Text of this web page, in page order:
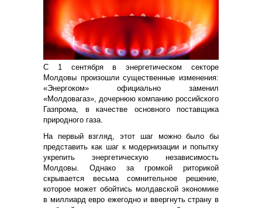
С 1 сентября в энергетическом секторе
Молдовы произошли существенные изменения:
«Энергоком» официально заменил
«Молдовагаз», дочернюю компанию российского
Газпрома, в качестве основного поставщика
природного газа.
На первый взгляд, этот шаг можно было бы
представить как шаг к модернизации и попытку
укрепить энергетическую независимость
Молдовы. Однако за громкой риторикой
скрывается весьма сомнительное решение,
которое может обойтись молдавской экономике
в миллиард евро ежегодно и ввергнуть страну в